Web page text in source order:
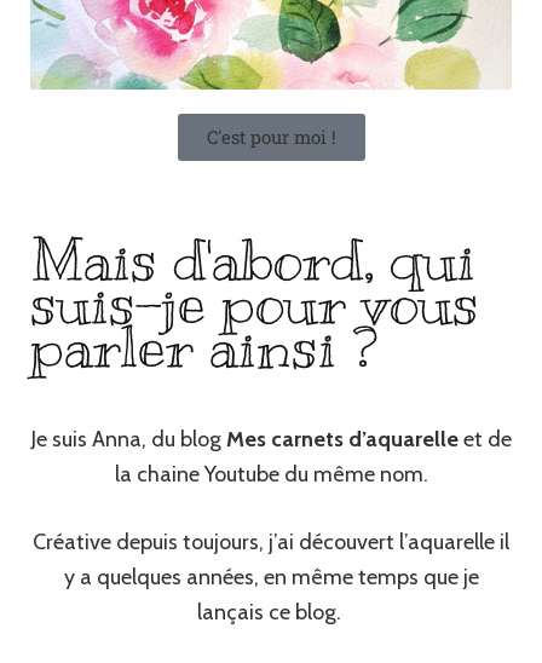
C'est pour moi !
Mais d'abord, qui
suis-je pour vous
parler ainsi ?
Je suis Anna, du blogMes carnets d’aquarelleet de
la chaine Youtube du même nom.
Créative depuis toujours, j’ai découvert l’aquarelle il
y a quelques années, en même temps que je
lançais ce blog.